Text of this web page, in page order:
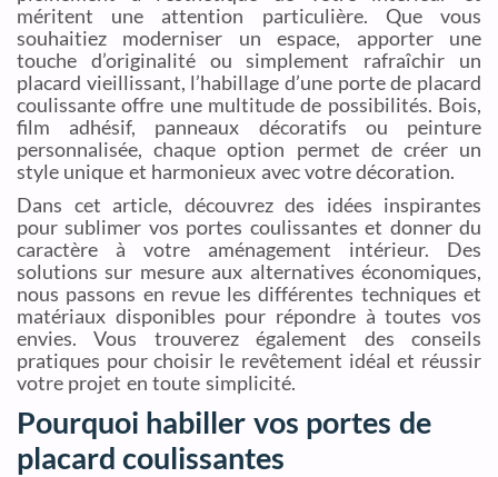
méritent une attention particulière. Que vous
souhaitiez moderniser un espace, apporter une
touche d’originalité ou simplement rafraîchir un
placard vieillissant, l’habillage d’une porte de placard
coulissante offre une multitude de possibilités. Bois,
film adhésif, panneaux décoratifs ou peinture
personnalisée, chaque option permet de créer un
style unique et harmonieux avec votre décoration.
Dans cet article, découvrez des idées inspirantes
pour sublimer vos portes coulissantes et donner du
caractère à votre aménagement intérieur. Des
solutions sur mesure aux alternatives économiques,
nous passons en revue les différentes techniques et
matériaux disponibles pour répondre à toutes vos
envies. Vous trouverez également des conseils
pratiques pour choisir le revêtement idéal et réussir
votre projet en toute simplicité.
Pourquoi habiller vos portes de
placard coulissantes